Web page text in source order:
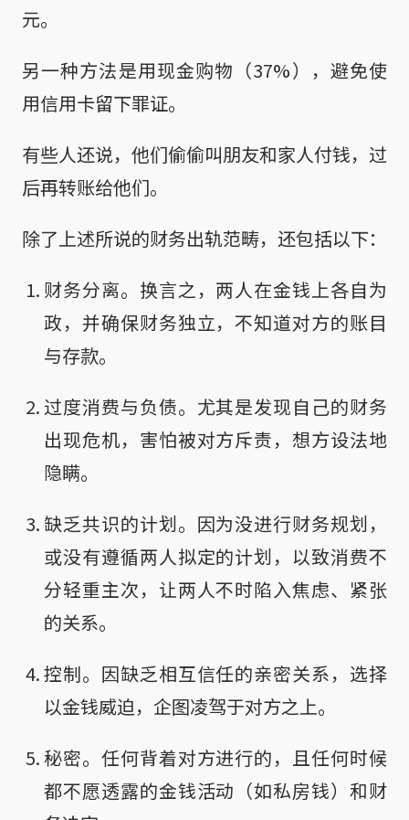
元。
另一种方法是用现金购物（37%），避免使
用信用卡留下罪证。
有些人还说，他们偷偷叫朋友和家人付钱，过
后再转账给他们。
除了上述所说的财务出轨范畴，还包括以下：
财务分离。换言之，两人在金钱上各自为
政，并确保财务独立，不知道对方的账目
与存款。
过度消费与负债。尤其是发现自己的财务
出现危机，害怕被对方斥责，想方设法地
隐瞒。
缺乏共识的计划。因为没进行财务规划，
或没有遵循两人拟定的计划，以致消费不
分轻重主次，让两人不时陷入焦虑、紧张
的关系。
控制。因缺乏相互信任的亲密关系，选择
以金钱威迫，企图凌驾于对方之上。
秘密。任何背着对方进行的，且任何时候
都不愿透露的金钱活动（如私房钱）和财